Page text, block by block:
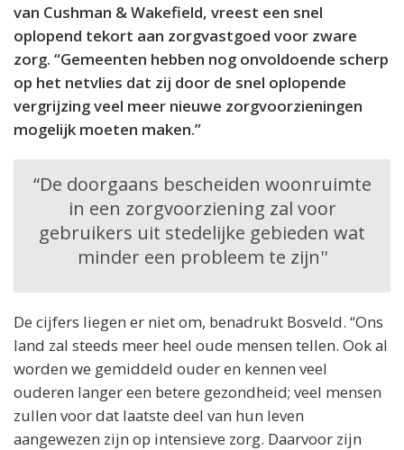
van Cushman & Wakefield, vreest een snel
oplopend tekort aan zorgvastgoed voor zware
zorg. “Gemeenten hebben nog onvoldoende scherp
op het netvlies dat zij door de snel oplopende
vergrijzing veel meer nieuwe zorgvoorzieningen
mogelijk moeten maken.”
“De doorgaans bescheiden woonruimte
in een zorgvoorziening zal voor
gebruikers uit stedelijke gebieden wat
minder een probleem te zijn''
De cijfers liegen er niet om, benadrukt Bosveld. “Ons
land zal steeds meer heel oude mensen tellen. Ook al
worden we gemiddeld ouder en kennen veel
ouderen langer een betere gezondheid; veel mensen
zullen voor dat laatste deel van hun leven
aangewezen zijn op intensieve zorg. Daarvoor zijn